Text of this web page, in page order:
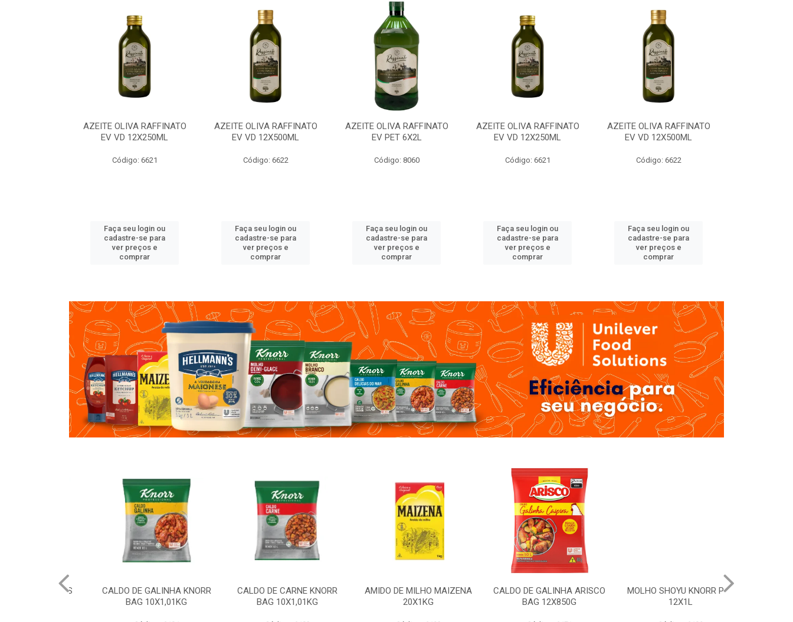
AZEITE OLIVA RAFFINATO
EV VD 12X250ML
Código: 6621
Faça seu login ou
cadastre-se para
ver preços e
comprar
AZEITE OLIVA RAFFINATO
EV VD 12X500ML
Código: 6622
Faça seu login ou
cadastre-se para
ver preços e
comprar
AZEITE OLIVA RAFFINATO
EV PET 6X2L
Código: 8060
Faça seu login ou
cadastre-se para
ver preços e
comprar
AZEITE OLIVA RAFFINATO
EV VD 12X250ML
Código: 6621
Faça seu login ou
cadastre-se para
ver preços e
comprar
AZEITE OLIVA RAFFINATO
EV VD 12X500ML
Código: 6622
Faça seu login ou
cadastre-se para
ver preços e
comprar
CALDO DE GALINHA KNORR
BAG 10X1,01KG
CALDO DE CARNE KNORR
BAG 10X1,01KG
AMIDO DE MILHO MAIZENA
20X1KG
CALDO DE GALINHA ARISCO
BAG 12X850G
MOLHO SHOYU KNORR PET
12X1L